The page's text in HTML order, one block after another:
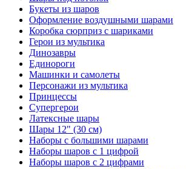
Букеты из шаров
Оформление воздушными шарами
Коробка сюрприз с шариками
Герои из мультика
Динозавры
Единороги
Машинки и самолеты
Персонажи из мультика
Принцессы
Супергерои
Латексные шары
Шары 12" (30 см)
Наборы с большими шарами
Наборы шаров с 1 цифрой
Наборы шаров с 2 цифрами